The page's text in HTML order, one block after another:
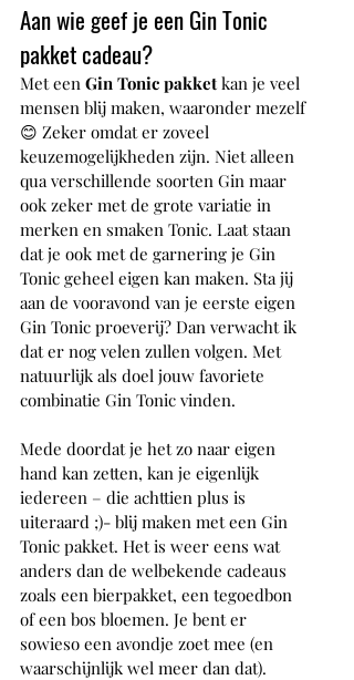
Aan wie geef je een Gin Tonic
pakket cadeau?
Met een Gin Tonic pakket kan je veel
mensen blij maken, waaronder mezelf
😊 Zeker omdat er zoveel
keuzemogelijkheden zijn. Niet alleen
qua verschillende soorten Gin maar
ook zeker met de grote variatie in
merken en smaken Tonic. Laat staan
dat je ook met de garnering je Gin
Tonic geheel eigen kan maken. Sta jij
aan de vooravond van je eerste eigen
Gin Tonic proeverij? Dan verwacht ik
dat er nog velen zullen volgen. Met
natuurlijk als doel jouw favoriete
combinatie Gin Tonic vinden.
Mede doordat je het zo naar eigen
hand kan zetten, kan je eigenlijk
iedereen – die achttien plus is
uiteraard ;)- blij maken met een Gin
Tonic pakket. Het is weer eens wat
anders dan de welbekende cadeaus
zoals een bierpakket, een tegoedbon
of een bos bloemen. Je bent er
sowieso een avondje zoet mee (en
waarschijnlijk wel meer dan dat).